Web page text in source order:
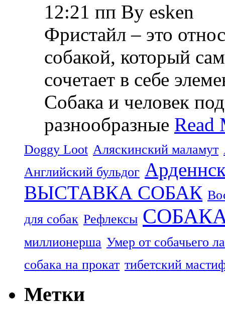
12:21 пп By esken
Фристайл – это
собакой, который
сочетает в себе
Собака и человек
разнообразные Read
Doggy Loot Аляскинский маламут
Английский бульдог
ВЫСТАВКА СОБАК
для собак Рефлексы
миллионерша Умер от собачьего
собака на прокат тибетский
Метки